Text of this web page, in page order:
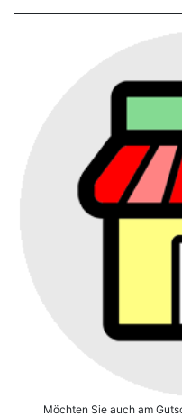
Möchten Sie auch am